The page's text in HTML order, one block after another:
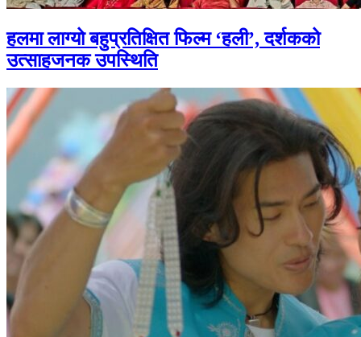
हलमा लाग्यो बहुप्रतिक्षित फिल्म ‘हली’, दर्शकको
उत्साहजनक उपस्थिति